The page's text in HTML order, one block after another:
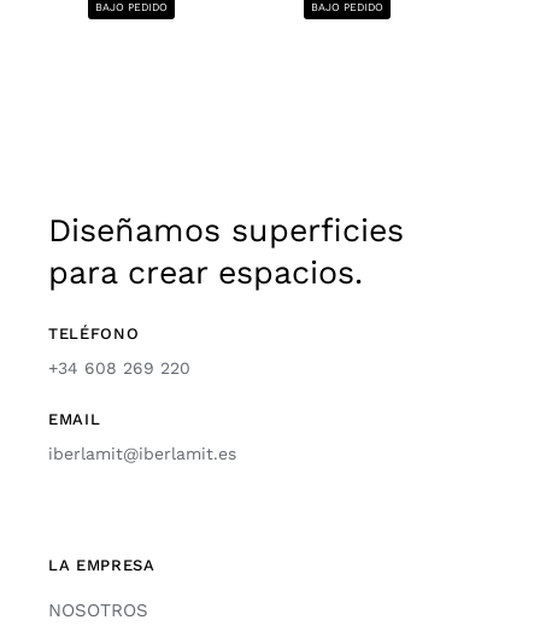
BAJO PEDIDO BAJO PEDIDO
Diseñamos superficies
para crear espacios.
TELÉFONO
+34 608 269 220
EMAIL
iberlamit@iberlamit.es
LA EMPRESA
NOSOTROS